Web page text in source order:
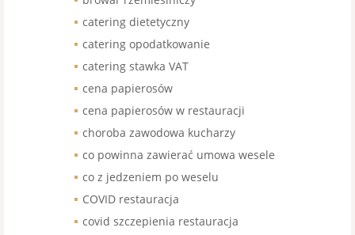
catering dietetyczny
catering opodatkowanie
catering stawka VAT
cena papierosów
cena papierosów w restauracji
choroba zawodowa kucharzy
co powinna zawierać umowa wesele
co z jedzeniem po weselu
COVID restauracja
covid szczepienia restauracja